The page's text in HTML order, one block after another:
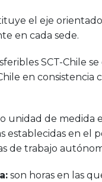
el eje
en cada sede.
SCT-Chile
en consistencia
unidad de
establecidas en el
de trabajo
son horas en las